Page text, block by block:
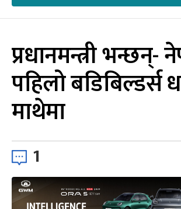
प्रधानमन्त्री भन्छन्-
पहिलो बडिबिल्डर्स
माथेमा
1